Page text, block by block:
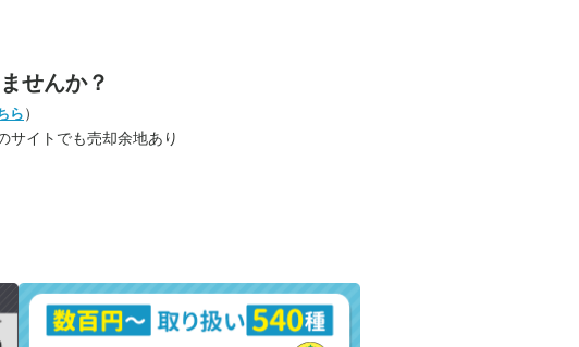
せんか？
ら ）
サイトでも売却余地あり